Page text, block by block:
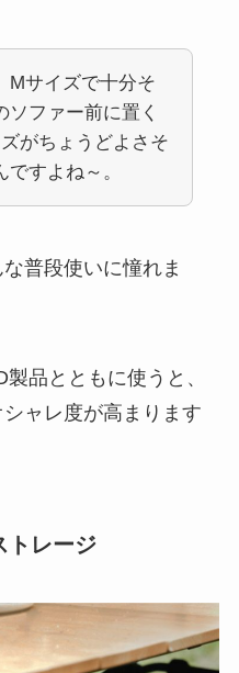
Mサイズで十分そ
ソファー前に置く
がちょうどよさそ
ですよね～。
普段使いに憧れま
品とともに使うと、
ャレ度が高まります
トレージ